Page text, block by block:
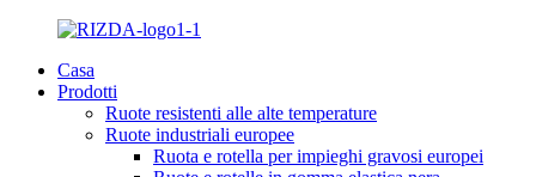
Casa
Prodotti
Ruote resistenti alle alte temperature
Ruote industriali europee
Ruota e rotella per impieghi gravosi europei